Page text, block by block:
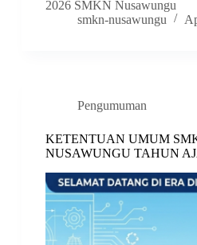
2026 SMKN Nusawungu
smkn-nusawungu
Pengumuman
KETENTUAN UMUM
NUSAWUNGU TAHUN